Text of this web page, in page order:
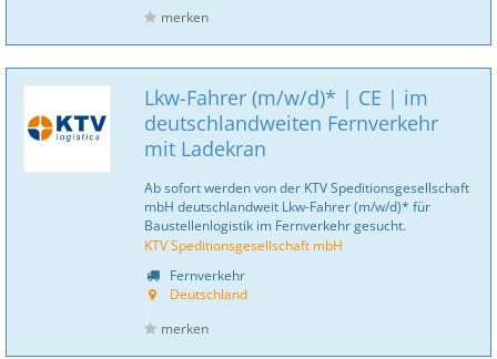
merken
Lkw-Fahrer (m/w/d)* | CE | im
deutschlandweiten Fernverkehr
mit Ladekran
Ab sofort werden von der KTV Speditionsgesellschaft
mbH deutschlandweit Lkw-Fahrer (m/w/d)* für
Baustellenlogistik im Fernverkehr gesucht.
KTV Speditionsgesellschaft mbH
Fernverkehr
Deutschland
merken